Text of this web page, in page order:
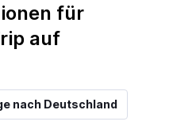
für
auf
nach Deutschland